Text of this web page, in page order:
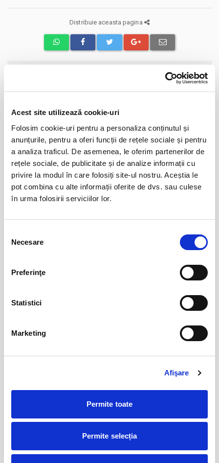
Acest site utilizează cookie-uri
Folosim cookie-uri pentru a personaliza conținutul și
anunțurile, pentru a oferi funcții de rețele sociale și pentru
a analiza traficul. De asemenea, le oferim partenerilor de
rețele sociale, de publicitate și de analize informații cu
privire la modul în care folosiți site-ul nostru. Aceștia le
pot combina cu alte informații oferite de dvs. sau culese
în urma folosirii serviciilor lor.
consimțământului
Necesare
Preferinţe
Statistici
Marketing
Afişare
Permite toate
Permite selecția
Distribuie aceasta pagina
Promit să mă joc!
BILETE
Cealalta soție 16
aug
22
aug
Goethe
Bucuresti
BILETE
ILIADA DE HOMER - Destin şi libertate 12